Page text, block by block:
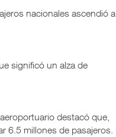
nacionales ascendió a
significó un alza de
destacó que,
6.5 millones de pasajeros.